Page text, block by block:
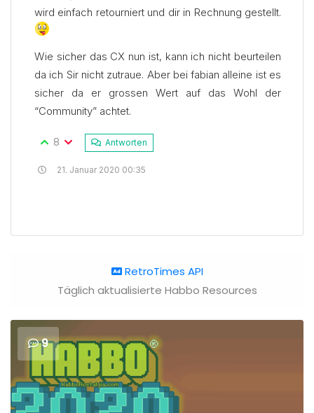
wird einfach retourniert und dir in Rechnung gestellt.
Wie sicher das CX nun ist, kann ich nicht beurteilen
da ich Sir nicht zutraue. Aber bei fabian alleine ist es
sicher da er grossen Wert auf das Wohl der
“Community” achtet.
8 Antworten
21. Januar 2020 00:35
RetroTimes API
Täglich aktualisierte Habbo Resources
9